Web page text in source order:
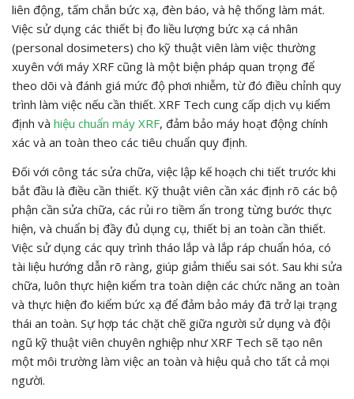
liên động, tấm chắn bức xạ, đèn báo, và hệ thống làm mát.
Việc sử dụng các thiết bị đo liều lượng bức xạ cá nhân
(personal dosimeters) cho kỹ thuật viên làm việc thường
xuyên với máy XRF cũng là một biện pháp quan trọng để
theo dõi và đánh giá mức độ phơi nhiễm, từ đó điều chỉnh quy
trình làm việc nếu cần thiết. XRF Tech cung cấp dịch vụ kiểm
định và hiệu chuẩn máy XRF, đảm bảo máy hoạt động chính
xác và an toàn theo các tiêu chuẩn quy định.
Đối với công tác sửa chữa, việc lập kế hoạch chi tiết trước khi
bắt đầu là điều cần thiết. Kỹ thuật viên cần xác định rõ các bộ
phận cần sửa chữa, các rủi ro tiềm ẩn trong từng bước thực
hiện, và chuẩn bị đầy đủ dụng cụ, thiết bị an toàn cần thiết.
Việc sử dụng các quy trình tháo lắp và lắp ráp chuẩn hóa, có
tài liệu hướng dẫn rõ ràng, giúp giảm thiểu sai sót. Sau khi sửa
chữa, luôn thực hiện kiểm tra toàn diện các chức năng an toàn
và thực hiện đo kiểm bức xạ để đảm bảo máy đã trở lại trạng
thái an toàn. Sự hợp tác chặt chẽ giữa người sử dụng và đội
ngũ kỹ thuật viên chuyên nghiệp như XRF Tech sẽ tạo nên
một môi trường làm việc an toàn và hiệu quả cho tất cả mọi
người.